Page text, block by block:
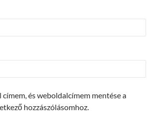
címem, és weboldalcímem mentése a
hozzászólásomhoz.